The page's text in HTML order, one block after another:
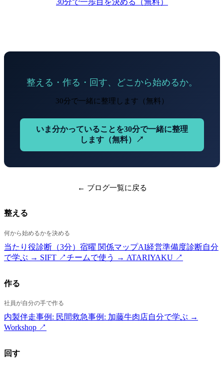
30分で一歩目を決める（無料）
整える・作る・回す、どこから始めるか。
30分で一緒に整理します（無料）
いま分かっていることを30分で一緒に整理
します（無料）↗
← ブログ一覧に戻る
整える
何から始めるかを決める
当たり役診断（3分） 宿曜 関係マップAI経営準備度診断自分
で学ぶ → SIFT ↗チームで使う → ATARIYAKU ↗
作る
社員が自分の手で作る
内製伴走事例: 民間救急事例: 加藤牛肉店自分で学ぶ →
Workshop ↗
回す